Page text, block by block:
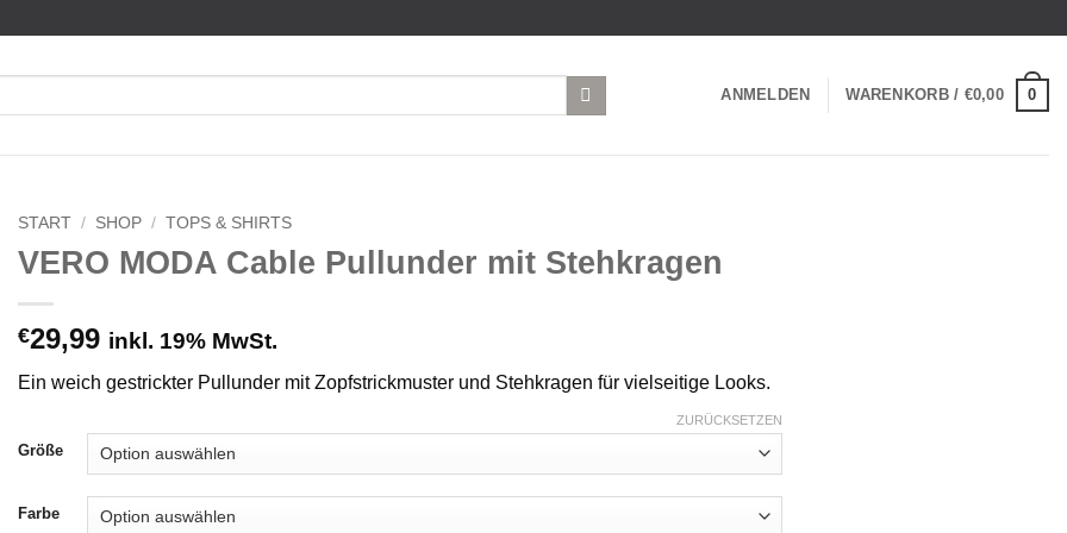
ANMELDEN WARENKORB / €0,00 0
START / SHOP / TOPS & SHIRTS
VERO MODA Cable Pullunder mit Stehkragen
€29,99 inkl. 19% MwSt.
Ein weich gestrickter Pullunder mit Zopfstrickmuster und Stehkragen für vielseitige Looks.
Größe
Farbe
ZURÜCKSETZEN